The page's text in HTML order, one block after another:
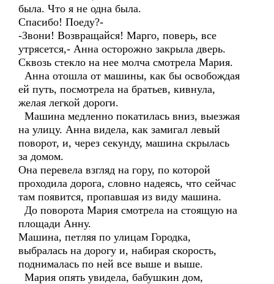
была. Что я не одна была.
Спасибо! Поеду?-
-Звони! Возвращайся! Марго, поверь, все
утрясется,- Анна осторожно закрыла дверь.
Сквозь стекло на нее молча смотрела Мария.
Анна отошла от машины, как бы освобождая
ей путь, посмотрела на братьев, кивнула,
желая легкой дороги.
Машина медленно покатилась вниз, выезжая
на улицу. Анна видела, как замигал левый
поворот, и, через секунду, машина скрылась
за домом.
Она перевела взгляд на гору, по которой
проходила дорога, словно надеясь, что сейчас
там появится, пропавшая из виду машина.
До поворота Мария смотрела на стоящую на
площади Анну.
Машина, петляя по улицам Городка,
выбралась на дорогу и, набирая скорость,
поднималась по ней все выше и выше.
Мария опять увидела, бабушкин дом,